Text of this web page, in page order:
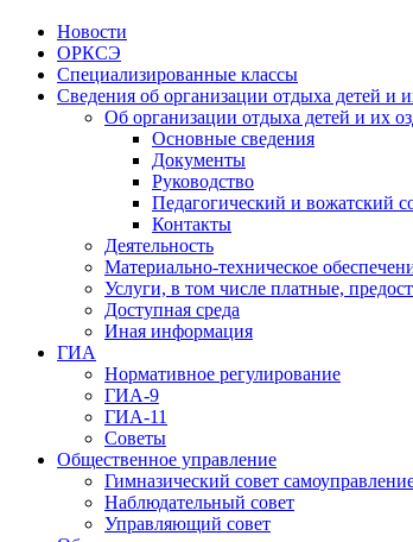
Новости
ОРКСЭ
Специализированные классы
Сведения об организации отдыха детей и
Об организации отдыха детей и их
Основные сведения
Документы
Руководство
Педагогический и вожатский
Контакты
Деятельность
Материально-техническое
Услуги, в том числе платные,
Доступная среда
Иная информация
ГИА
Нормативное регулирование
ГИА-9
ГИА-11
Советы
Общественное управление
Гимназический совет
Наблюдательный совет
Управляющий совет